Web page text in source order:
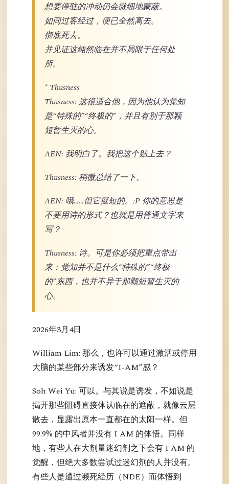
想要停驻的冲动仍会微细地蒙蔽。
如同过客经过，便已全然离去。
彻底死去。
并见证这纯然临在并不局限于任何处
所。
* Thusness
Thusness: 这很适合他，因为他认为觉知
是“特殊的”“终极的”，并且有别于那颗
短暂生灭的心。
AEN: 我明白了。我把这个贴上去？
Thusness: 稍微总结了一下。
AEN: 哦……但它挺短的。:P 你的意思是
不要用诗的形式？也就是用普通文字来
写？
Thusness: 诗。可是你必须把重点带出
来：觉知并不是什么“特殊的”“终极
的”东西，也并不异于那颗短暂生灭的
心。
2026年3月4日
William Lim: 那么，也许可以通过激活或停用
大脑的某些部分来诱发“I-AM”感？
Soh Wei Yu: 可以。与其说是诱发，不如说是
揭开那些阻碍直接体认临在的遮蔽，就像云层
散去，显露出原本一直都在的太阳一样。但
99.9% 的中风者并没有 I AM 的体悟。同样
地，有些人在大剂量迷幻剂之下会有 I AM 的
觉醒，但绝大多数尝试过迷幻剂的人并没有。
有些人是通过濒死经历（NDE）而体悟到